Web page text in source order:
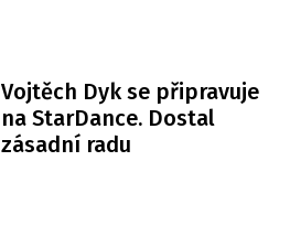
Vojtěch Dyk se připravuje
na StarDance. Dostal
zásadní radu